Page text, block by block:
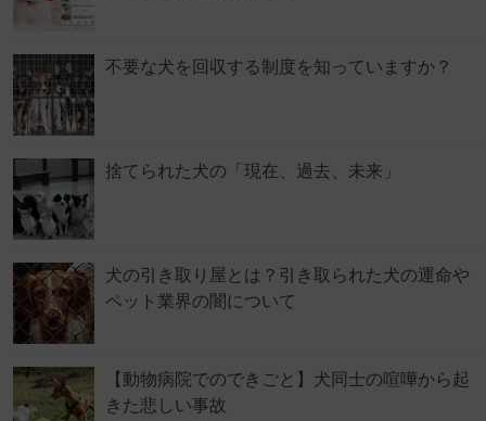
不要な犬を回収する制度を知っていますか？
捨てられた犬の「現在、過去、未来」
犬の引き取り屋とは？引き取られた犬の運命や
ペット業界の闇について
【動物病院でのできごと】犬同士の喧嘩から起
きた悲しい事故